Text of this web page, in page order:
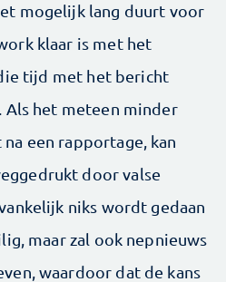
mogelijk lang duurt voor
klaar is met het
tijd met het bericht
het meteen minder
een rapportage, kan
door valse
niks wordt gedaan
maar zal ook nepnieuws
waardoor dat de kans